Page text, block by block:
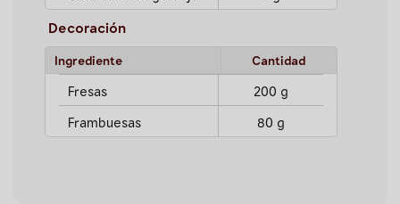
Decoración
Ingrediente Cantidad
Fresas 200 g
Frambuesas 80 g